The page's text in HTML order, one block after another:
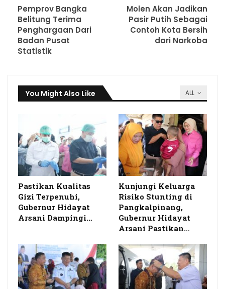
Pemprov Bangka
Belitung Terima
Penghargaan Dari
Badan Pusat
Statistik
Molen Akan Jadikan
Pasir Putih Sebagai
Contoh Kota Bersih
dari Narkoba
ALL
You Might Also Like
Pastikan Kualitas
Gizi Terpenuhi,
Gubernur Hidayat
Arsani Dampingi…
Kunjungi Keluarga
Risiko Stunting di
Pangkalpinang,
Gubernur Hidayat
Arsani Pastikan…